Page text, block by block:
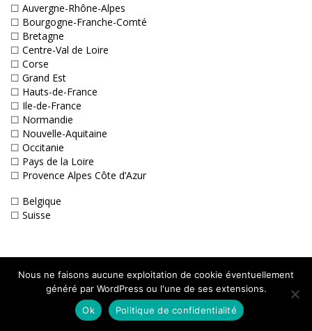
☐ Auvergne-Rhône-Alpes
☐ Bourgogne-Franche-Comté
☐ Bretagne
☐ Centre-Val de Loire
☐ Corse
☐ Grand Est
☐ Hauts-de-France
☐ Ile-de-France
☐ Normandie
☐ Nouvelle-Aquitaine
☐ Occitanie
☐ Pays de la Loire
☐ Provence Alpes Côte d’Azur
☐ Belgique
☐ Suisse
Nous ne faisons aucune exploitation de cookie éventuellement
généré par WordPress ou l'une de ses extensions.
Ok
Politique de confidentialité